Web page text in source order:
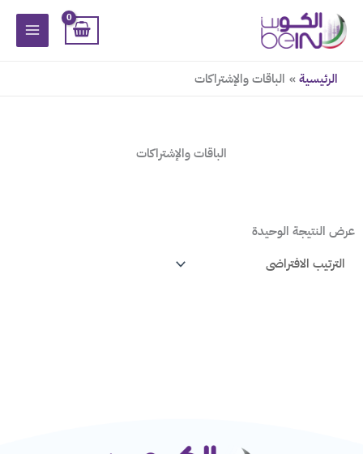
تخطي
المحتوى
الرئيسية
الباقات والإشتراكات
الباقات والإشتراكات
عرض النتيجة الوحيدة